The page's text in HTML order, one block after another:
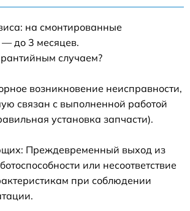
на смонтированные
до 3 месяцев.
случаем?
возникновение неисправности,
связан с выполненной работой
установка запчасти).
Преждевременный выход из
или несоответствие
при соблюдении